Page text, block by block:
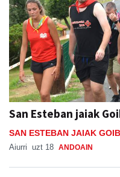
San Esteban jaiak
SAN ESTEBAN JAIAK
Aiurri uzt 18 ANDOAIN